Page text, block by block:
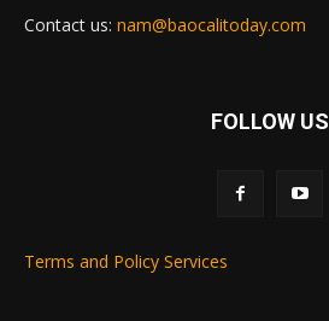
Contact us: nam@baocalitoday.com
FOLLOW US
Terms and Policy Services